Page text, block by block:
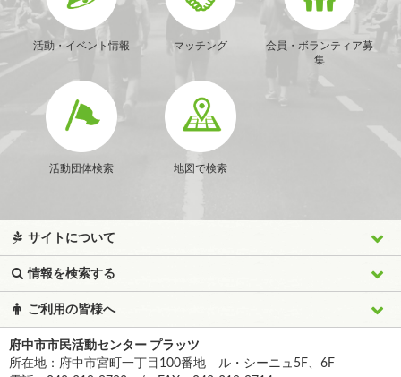
活動・イベント情報 マッチング
会員・ボランティア募
集
活動団体検索 地図で検索
サイトについて
情報を検索する
ご利用の皆様へ
府中市市民活動センター プラッツ
所在地：府中市宮町一丁目100番地 ル・シーニュ5F、6F